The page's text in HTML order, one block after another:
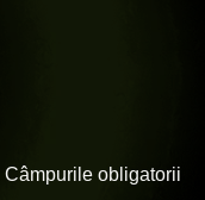
Câmpurile obligatorii